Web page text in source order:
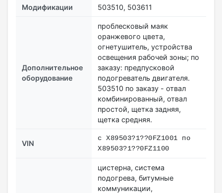
Модификации 503510, 503611
Дополнительное
оборудование
проблесковый маяк
оранжевого цвета,
огнетушитель, устройства
освещения рабочей зоны; по
заказу: предпусковой
подогреватель двигателя.
503510 по заказу - отвал
комбинированный, отвал
простой, щетка задняя,
щетка средняя.
VIN
с X89503?1??0FZ1001 по
X89503?1??0FZ1100
цистерна, система
подогрева, битумные
коммуникации,